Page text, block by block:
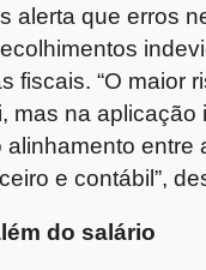
alerta que erros
fiscais. “O maior
mas na aplicação
alinhamento entre
e contábil”,
do salário